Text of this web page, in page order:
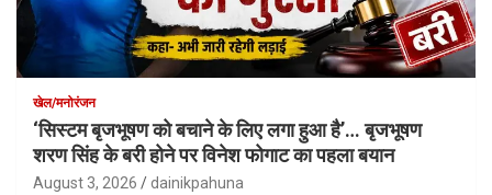
खेल/मनोरंजन
‘सिस्टम बृजभूषण को बचाने के लिए लगा हुआ है’… बृजभूषण
शरण सिंह के बरी होने पर विनेश फोगाट का पहला बयान
August 3, 2026 dainikpahuna